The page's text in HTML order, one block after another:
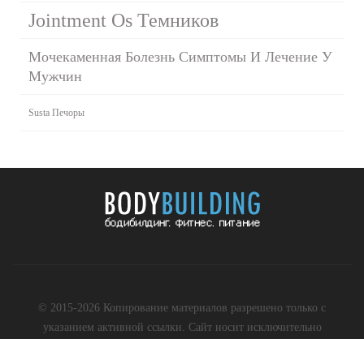
Jointment Os Темников
Мочекаменная Болезнь Симптомы И Лечение У
Мужчин
Susta Печоры
© 2015-2026 Копирование материалов разрешено только с
указанием активной ссылки. Сайт носит исключительно